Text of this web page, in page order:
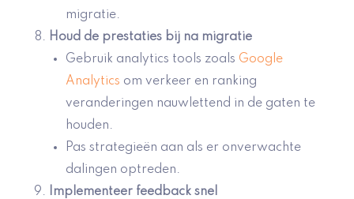
migratie.
Houd de prestaties bij na migratie
Gebruik analytics tools zoals Google
Analytics om verkeer en ranking
veranderingen nauwlettend in de gaten te
houden.
Pas strategieën aan als er onverwachte
dalingen optreden.
Implementeer feedback snel